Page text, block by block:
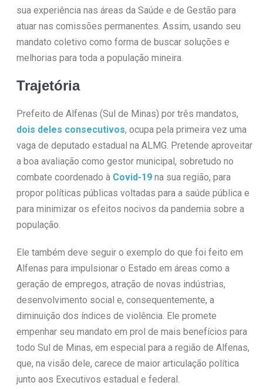
sua experiência nas áreas da Saúde e de Gestão para
atuar nas comissões permanentes. Assim, usando seu
mandato coletivo como forma de buscar soluções e
melhorias para toda a população mineira.
Trajetória
Prefeito de Alfenas (Sul de Minas) por três mandatos,
dois deles consecutivos, ocupa pela primeira vez uma
vaga de deputado estadual na ALMG. Pretende aproveitar
a boa avaliação como gestor municipal, sobretudo no
combate coordenado à Covid-19na sua região, para
propor políticas públicas voltadas para a saúde pública e
para minimizar os efeitos nocivos da pandemia sobre a
população.
Ele também deve seguir o exemplo do que foi feito em
Alfenas para impulsionar o Estado em áreas como a
geração de empregos, atração de novas indústrias,
desenvolvimento social e, consequentemente, a
diminuição dos índices de violência. Ele promete
empenhar seu mandato em prol de mais benefícios para
todo Sul de Minas, em especial para a região de Alfenas,
que, na visão dele, carece de maior articulação política
junto aos Executivos estadual e federal.